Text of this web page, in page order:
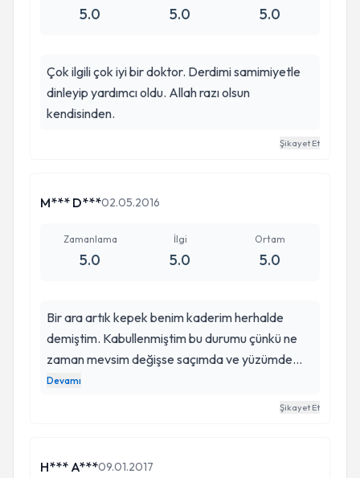
5.0 5.0 5.0
Çok ilgili çok iyi bir doktor. Derdimi samimiyetle
dinleyip yardımcı oldu. Allah razı olsun
kendisinden.
Şikayet Et
M*** D***02.05.2016
Zamanlama
5.0
İlgi
5.0
Ortam
5.0
Bir ara artık kepek benim kaderim herhalde
demiştim. Kabullenmiştim bu durumu çünkü ne
zaman mevsim değişse saçımda ve yüzümde
kepeklenme oluşuyordu. Hocam sağolsun teşhisi
koydu ve 2 aylık bir tedavi sürecinden sonra
ve tekrar Nilsel Hocam.
Devamı
Şikayet Et
H*** A***09.01.2017